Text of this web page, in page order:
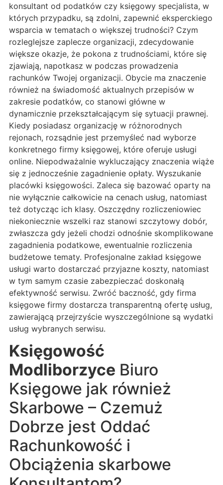
konsultant od podatków czy księgowy specjalista, w
których przypadku, są zdolni, zapewnić eksperckiego
wsparcia w tematach o większej trudności? Czym
rozleglejsze zaplecze organizacji, zdecydowanie
większe okazje, że pokona z trudnościami, które się
zjawiają, napotkasz w podczas prowadzenia
rachunków Twojej organizacji. Obycie ma znaczenie
również na świadomość aktualnych przepisów w
zakresie podatków, co stanowi główne w
dynamicznie przekształcającym się sytuacji prawnej.
Kiedy posiadasz organizację w różnorodnych
rejonach, rozsądnie jest przemyśleć nad wyborze
konkretnego firmy księgowej, które oferuje usługi
online. Niepodważalnie wykluczający znaczenia wiąże
się z jednocześnie zagadnienie opłaty. Wyszukanie
placówki księgowości. Zaleca się bazować oparty na
nie wyłącznie całkowicie na cenach usług, natomiast
też dotycząc ich klasy. Oszczędny rozliczeniowiec
niekoniecznie wszelki raz stanowi szczytowy dobór,
zwłaszcza gdy jeżeli chodzi odnośnie skomplikowane
zagadnienia podatkowe, ewentualnie rozliczenia
budżetowe tematy. Profesjonalne zakład księgowe
usługi warto dostarczać przyjazne koszty, natomiast
w tym samym czasie zabezpieczać doskonałą
efektywność serwisu. Zwróć baczność, gdy firma
księgowe firmy dostarcza transparentną ofertę usług,
zawierającą przejrzyście wyszczególnione są wydatki
usług wybranych serwisu.
Księgowość
Modliborzyce Biuro
Księgowe jak również
Skarbowe – Czemuż
Dobrze jest Oddać
Rachunkowość i
Obciążenia skarbowe